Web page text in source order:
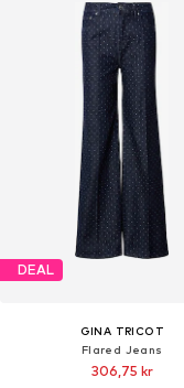
DEAL
GINA TRICOT
Flared Jeans
306,75 kr